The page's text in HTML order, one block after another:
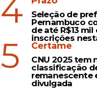
4
Seleção de
Pernambuco
de até R$13 mil
inscrições
5 Certame
CNU 2025 tem
classificação
remanescente
divulgada